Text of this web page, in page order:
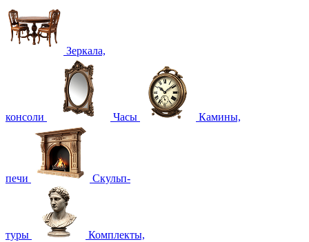
Зеркала,
консоли Часы Камины,
печи Скульп-
туры Комплекты,